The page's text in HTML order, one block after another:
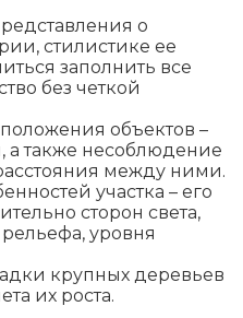
о
стилистике ее
заполнить все
без четкой
объектов –
а также несоблюдение
между ними.
участка – его
сторон света,
уровня
крупных деревьев
их роста.